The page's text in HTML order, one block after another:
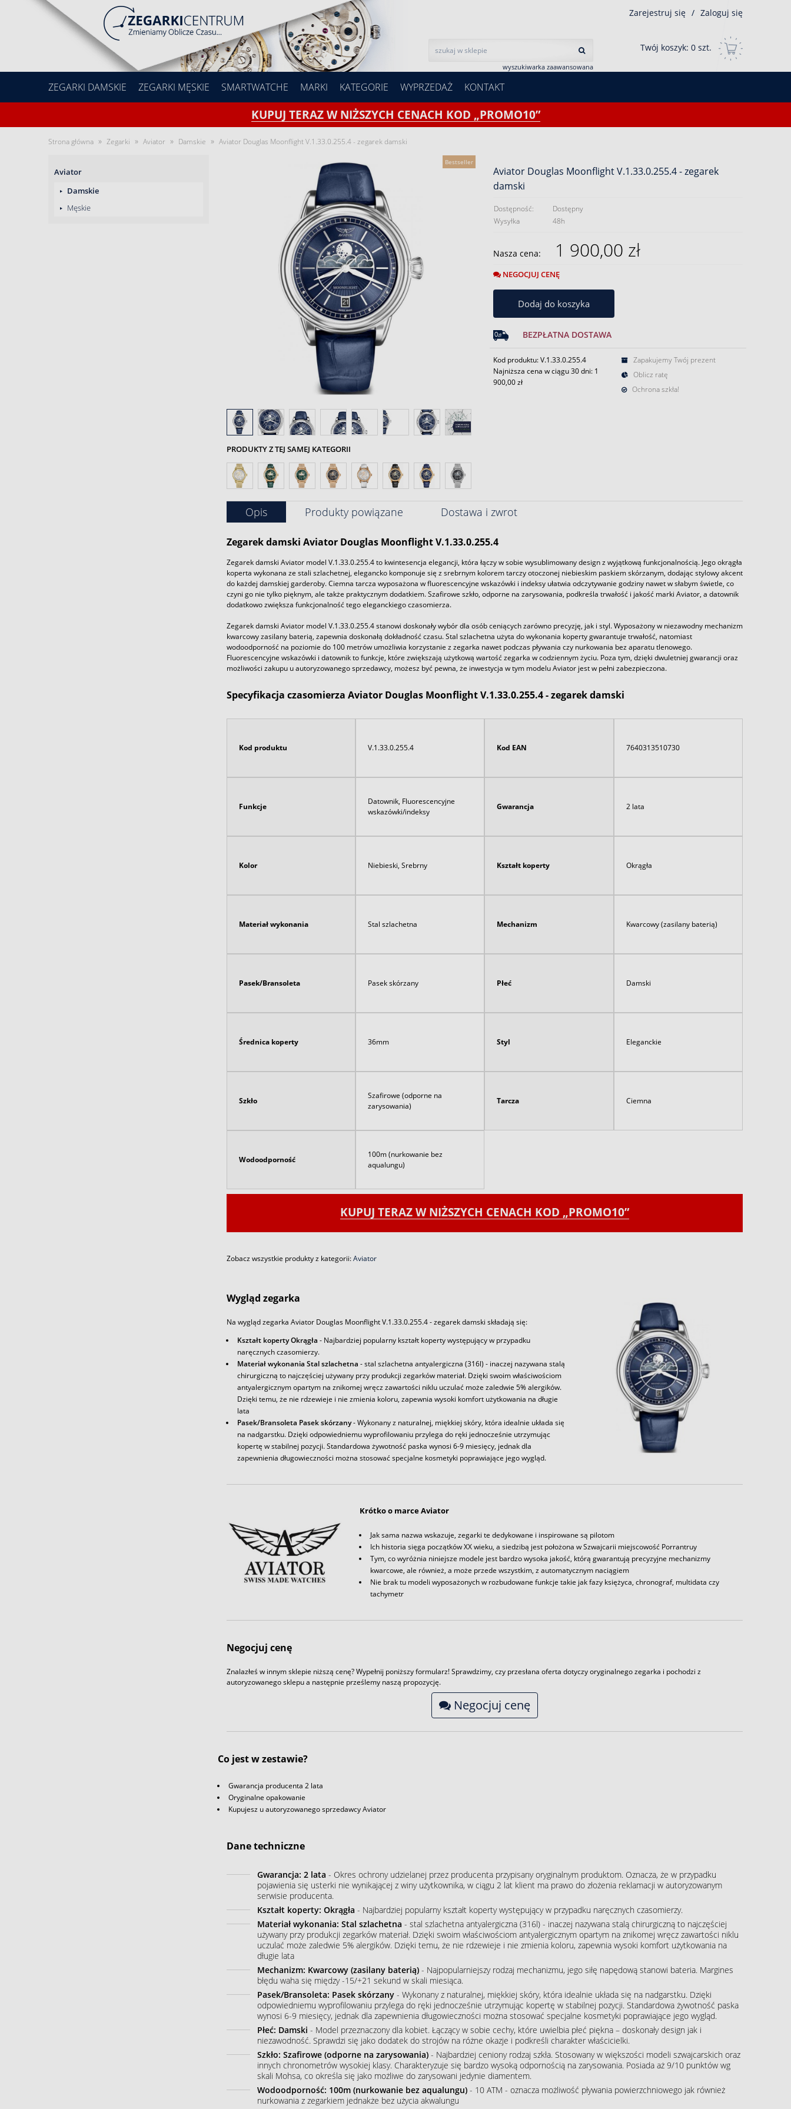
wyszukiwarka zaawansowana
Zarejestruj się / Zaloguj się
Twój koszyk: 0 szt.
ZEGARKI DAMSKIE ZEGARKI MĘSKIE SMARTWATCHE MARKI KATEGORIE WYPRZEDAŻ KONTAKT
KUPUJ TERAZ W NIŻSZYCH CENACH KOD „PROMO10”
Strona główna » Zegarki » Aviator » Damskie » Aviator Douglas Moonflight V.1.33.0.255.4 - zegarek damski
Aviator
Damskie
Męskie
Bestseller
PRODUKTY Z TEJ SAMEJ KATEGORII
Aviator Douglas Moonflight V.1.33.0.255.4 - zegarek
damski
Dostępność:
Dostępny
Wysyłka
48h
Nasza cena: 1 900,00 zł
NEGOCJUJ CENĘ
Dodaj do koszyka
BEZPŁATNA DOSTAWA
Kod produktu: V.1.33.0.255.4
Najniższa cena w ciągu 30 dni: 1
900,00 zł
Zapakujemy Twój prezent
Oblicz ratę
Ochrona szkła!
Opis Produkty powiązane Dostawa i zwrot
Zegarek damski Aviator Douglas Moonflight V.1.33.0.255.4
Zegarek damski Aviator model V.1.33.0.255.4 to kwintesencja elegancji, która łączy w sobie wysublimowany design z wyjątkową funkcjonalnością. Jego okrągła
koperta wykonana ze stali szlachetnej, elegancko komponuje się z srebrnym kolorem tarczy otoczonej niebieskim paskiem skórzanym, dodając stylowy akcent
do każdej damskiej garderoby. Ciemna tarcza wyposażona w fluorescencyjne wskazówki i indeksy ułatwia odczytywanie godziny nawet w słabym świetle, co
czyni go nie tylko pięknym, ale także praktycznym dodatkiem. Szafirowe szkło, odporne na zarysowania, podkreśla trwałość i jakość marki Aviator, a datownik
dodatkowo zwiększa funkcjonalność tego eleganckiego czasomierza.
Zegarek damski Aviator model V.1.33.0.255.4 stanowi doskonały wybór dla osób ceniących zarówno precyzję, jak i styl. Wyposażony w niezawodny mechanizm
kwarcowy zasilany baterią, zapewnia doskonałą dokładność czasu. Stal szlachetna użyta do wykonania koperty gwarantuje trwałość, natomiast
wodoodporność na poziomie do 100 metrów umożliwia korzystanie z zegarka nawet podczas pływania czy nurkowania bez aparatu tlenowego.
Fluorescencyjne wskazówki i datownik to funkcje, które zwiększają użytkową wartość zegarka w codziennym życiu. Poza tym, dzięki dwuletniej gwarancji oraz
możliwości zakupu u autoryzowanego sprzedawcy, możesz być pewna, że inwestycja w tym modelu Aviator jest w pełni zabezpieczona.
Specyfikacja czasomierza Aviator Douglas Moonflight V.1.33.0.255.4 - zegarek damski
Kod produktu V.1.33.0.255.4 Kod EAN 7640313510730
Funkcje
Datownik, Fluorescencyjne
wskazówki/indeksy
Gwarancja 2 lata
Kolor Niebieski, Srebrny Kształt koperty Okrągła
Materiał wykonania Stal szlachetna Mechanizm Kwarcowy (zasilany baterią)
Pasek/Bransoleta Pasek skórzany Płeć Damski
Średnica koperty 36mm Styl Eleganckie
Szkło
Szafirowe (odporne na
zarysowania)
Tarcza Ciemna
Wodoodporność
100m (nurkowanie bez
aqualungu)
KUPUJ TERAZ W NIŻSZYCH CENACH KOD „PROMO10”
Zobacz wszystkie produkty z kategorii:Aviator
Wygląd zegarka
Na wygląd zegarka Aviator Douglas Moonflight V.1.33.0.255.4 - zegarek damski składają się:
Kształt koperty Okrągła - Najbardziej popularny kształt koperty występujący w przypadku
naręcznych czasomierzy.
Materiał wykonania Stal szlachetna - stal szlachetna antyalergiczna (316l) - inaczej nazywana stalą
chirurgiczną to najczęściej używany przy produkcji zegarków materiał. Dzięki swoim właściwościom
antyalergicznym opartym na znikomej wręcz zawartości niklu uczulać może zaledwie 5% alergików.
Dzięki temu, że nie rdzewieje i nie zmienia koloru, zapewnia wysoki komfort użytkowania na długie
lata
Pasek/Bransoleta Pasek skórzany- Wykonany z naturalnej, miękkiej skóry, która idealnie układa się
na nadgarstku. Dzięki odpowiedniemu wyprofilowaniu przylega do ręki jednocześnie utrzymując
kopertę w stabilnej pozycji. Standardowa żywotność paska wynosi 6-9 miesięcy, jednak dla
zapewnienia długowieczności można stosować specjalne kosmetyki poprawiające jego wygląd.
Krótko o marce Aviator
Jak sama nazwa wskazuje, zegarki te dedykowane i inspirowane są pilotom
Ich historia sięga początków XX wieku, a siedzibą jest położona w Szwajcarii miejscowość Porrantruy
Tym, co wyróżnia niniejsze modele jest bardzo wysoka jakość, którą gwarantują precyzyjne mechanizmy
kwarcowe, ale również, a może przede wszystkim, z automatycznym naciągiem
Nie brak tu modeli wyposażonych w rozbudowane funkcje takie jak fazy księżyca, chronograf, multidata czy
tachymetr
Negocjuj cenę
Znalazłeś w innym sklepie niższą cenę? Wypełnij poniższy formularz! Sprawdzimy, czy przesłana oferta dotyczy oryginalnego zegarka i pochodzi z
autoryzowanego sklepu a następnie prześlemy naszą propozycję.
Negocjuj cenę
Co jest w zestawie?
Gwarancja producenta 2 lata
Oryginalne opakowanie
Kupujesz u autoryzowanego sprzedawcy Aviator
Dane techniczne
Gwarancja: 2 lata - Okres ochrony udzielanej przez producenta przypisany oryginalnym produktom. Oznacza, że w przypadku
pojawienia się usterki nie wynikającej z winy użytkownika, w ciągu 2 lat klient ma prawo do złożenia reklamacji w autoryzowanym
serwisie producenta.
Kształt koperty: Okrągła - Najbardziej popularny kształt koperty występujący w przypadku naręcznych czasomierzy.
Materiał wykonania: Stal szlachetna - stal szlachetna antyalergiczna (316l) - inaczej nazywana stalą chirurgiczną to najczęściej
używany przy produkcji zegarków materiał. Dzięki swoim właściwościom antyalergicznym opartym na znikomej wręcz zawartości niklu
uczulać może zaledwie 5% alergików. Dzięki temu, że nie rdzewieje i nie zmienia koloru, zapewnia wysoki komfort użytkowania na
długie lata
Mechanizm: Kwarcowy (zasilany baterią)- Najpopularniejszy rodzaj mechanizmu, jego siłę napędową stanowi bateria. Margines
błędu waha się między -15/+21 sekund w skali miesiąca.
Pasek/Bransoleta: Pasek skórzany- Wykonany z naturalnej, miękkiej skóry, która idealnie układa się na nadgarstku. Dzięki
odpowiedniemu wyprofilowaniu przylega do ręki jednocześnie utrzymując kopertę w stabilnej pozycji. Standardowa żywotność paska
wynosi 6-9 miesięcy, jednak dla zapewnienia długowieczności można stosować specjalne kosmetyki poprawiające jego wygląd.
Płeć: Damski - Model przeznaczony dla kobiet. Łączący w sobie cechy, które uwielbia płeć piękna – doskonały design jak i
niezawodność. Sprawdzi się jako dodatek do strojów na różne okazje i podkreśli charakter właścicielki.
Szkło: Szafirowe (odporne na zarysowania)- Najbardziej ceniony rodzaj szkła. Stosowany w większości modeli szwajcarskich oraz
innych chronometrów wysokiej klasy. Charakteryzuje się bardzo wysoką odpornością na zarysowania. Posiada aż 9/10 punktów wg
skali Mohsa, co określa się jako możliwe do zarysowani jedynie diamentem.
Wodoodporność: 100m (nurkowanie bez aqualungu)- 10 ATM - oznacza możliwość pływania powierzchniowego jak również
nurkowania z zegarkiem jednakże bez użycia akwalungu